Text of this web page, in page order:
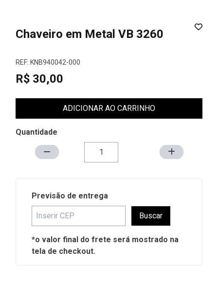
Chaveiro em Metal VB 3260
REF: KNB940042-000
R$ 30,00
ADICIONAR AO CARRINHO
Quantidade
Previsão de entrega
Buscar
*o valor final do frete será mostrado na
tela de checkout.